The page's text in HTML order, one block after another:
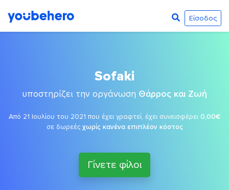
Είσοδος
Sofaki
υποστηρίζει την οργάνωση Θάρρος και Ζωή
Από 21 Ιουλίου του 2021 που έχει γραφτεί, έχει συνεισφέρει 0,00€
σε δωρεές χωρίς κανένα επιπλέον κόστος
Γίνετε φίλοι